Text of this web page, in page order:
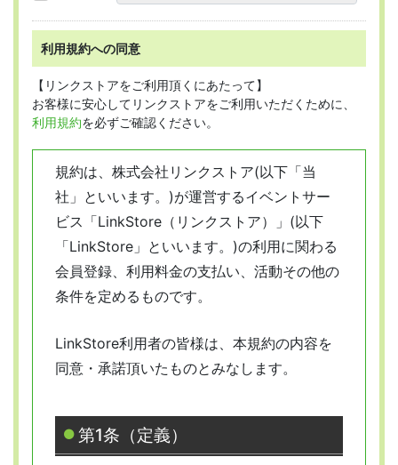
利用規約への同意
【リンクストアをご利用頂くにあたって】
お客様に安心してリンクストアをご利用いただくために、
利用規約を必ずご確認ください。
規約は、株式会社リンクストア(以下「当
社」といいます。)が運営するイベントサー
ビス「LinkStore（リンクストア）」(以下
「LinkStore」といいます。)の利用に関わる
会員登録、利用料金の支払い、活動その他の
条件を定めるものです。
LinkStore利用者の皆様は、本規約の内容を
同意・承諾頂いたものとみなします。
第1条（定義）